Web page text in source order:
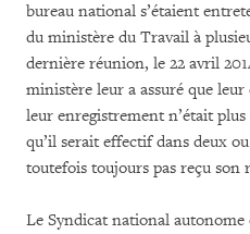
bureau national s’étaient
du ministère du Travail à
dernière réunion, le 22 avril
ministère leur a assuré que
leur enregistrement n’était
qu’il serait effectif dans deux
toutefois toujours pas reçu son
Le Syndicat national autonome